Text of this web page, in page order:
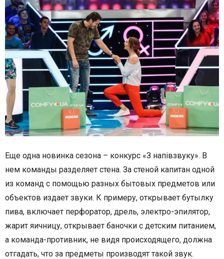
Еще одна новинка сезона – конкурс «З напівзвуку». В
нем команды разделяет стена. За стеной капитан одной
из команд с помощью разных бытовых предметов или
объектов издает звуки. К примеру, открывает бутылку
пива, включает перфоратор, дрель, электро-эпилятор,
жарит яичницу, открывает баночки с детским питанием,
а команда-противник, не видя происходящего, должна
отгадать, что за предметы производят такой звук.